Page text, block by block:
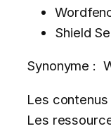
Shield
Synonyme :
Les
Les